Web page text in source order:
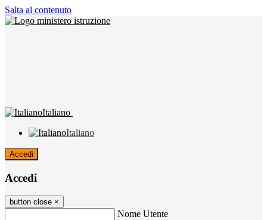
Salta al contenuto
Italiano
Italiano
Accedi
Accedi
button close ×
Nome Utente